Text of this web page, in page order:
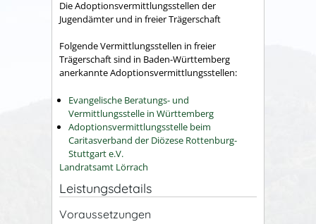
Die Adoptionsvermittlungsstellen der
Jugendämter und in freier Trägerschaft
Folgende Vermittlungsstellen in freier
Trägerschaft sind in Baden-Württemberg
anerkannte Adoptionsvermittlungsstellen:
Evangelische Beratungs- und
Vermittlungsstelle in Württemberg
Adoptionsvermittlungsstelle beim
Caritasverband der Diözese Rottenburg-
Stuttgart e.V.
Landratsamt Lörrach
Leistungsdetails
Voraussetzungen